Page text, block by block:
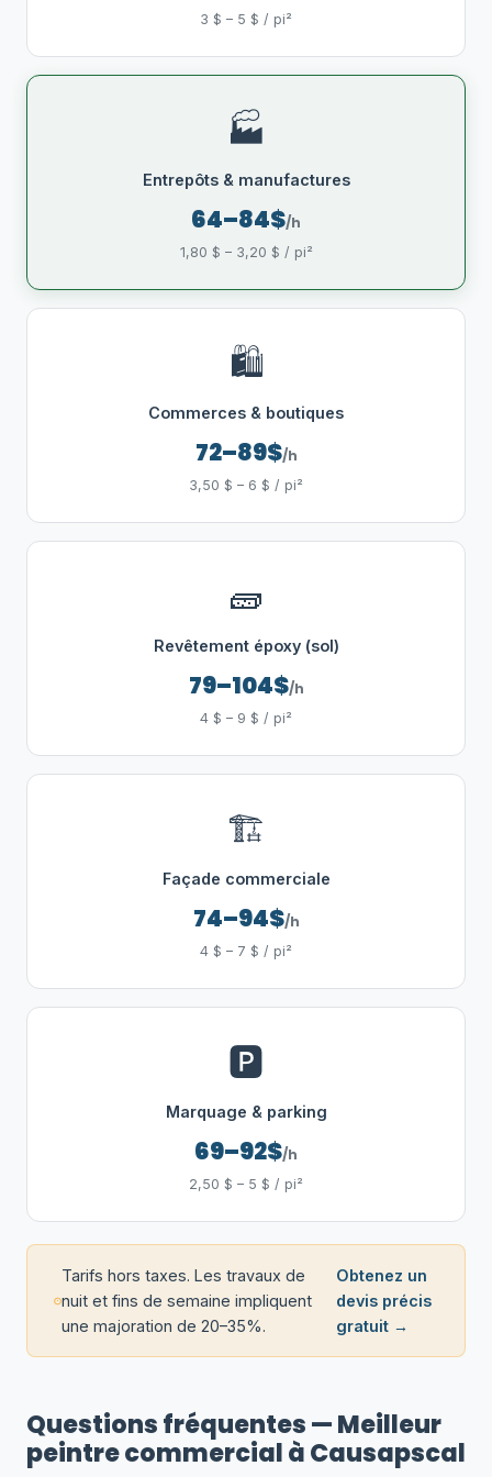
3 $ – 5 $ / pi²
🏭
Entrepôts & manufactures
64–84$/h
1,80 $ – 3,20 $ / pi²
🛍️
Commerces & boutiques
72–89$/h
3,50 $ – 6 $ / pi²
🧱
Revêtement époxy (sol)
79–104$/h
4 $ – 9 $ / pi²
🏗️
Façade commerciale
74–94$/h
4 $ – 7 $ / pi²
🅿️
Marquage & parking
69–92$/h
2,50 $ – 5 $ / pi²
Tarifs hors taxes. Les travaux de
nuit et fins de semaine impliquent
une majoration de 20–35%.
Obtenez un
devis précis
gratuit →
Questions fréquentes — Meilleur
peintre commercial à Causapscal